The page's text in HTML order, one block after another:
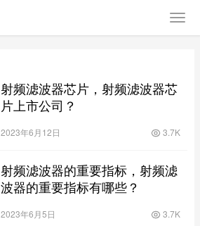
射频滤波器芯片，射频滤波器芯
片上市公司？
2023年6月12日 3.7K
射频滤波器的重要指标，射频滤
波器的重要指标有哪些？
2023年6月5日 3.7K